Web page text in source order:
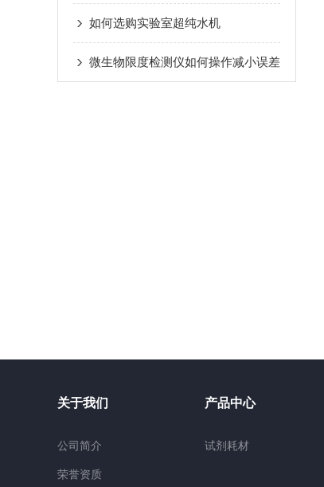
如何选购实验室超纯水机
微生物限度检测仪如何操作减小误差
关于我们
公司简介
荣誉资质
产品中心
试剂耗材